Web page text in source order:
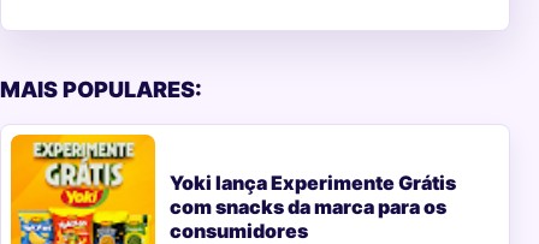
MAIS POPULARES:
Yoki lança Experimente Grátis
com snacks da marca para os
consumidores